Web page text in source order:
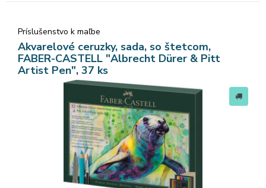
Príslušenstvo k maľbe
Akvarelové ceruzky, sada, so štetcom,
FABER-CASTELL "Albrecht Dürer & Pitt
Artist Pen", 37 ks